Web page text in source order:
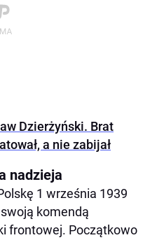
Dzierżyński. Brat
a nie zabijał
nadzieja
1 września 1939
komendą
frontowej. Początkowo